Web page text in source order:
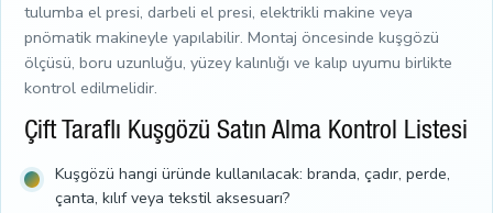
tulumba el presi, darbeli el presi, elektrikli makine veya
pnömatik makineyle yapılabilir. Montaj öncesinde kuşgözü
ölçüsü, boru uzunluğu, yüzey kalınlığı ve kalıp uyumu birlikte
kontrol edilmelidir.
Çift Taraflı Kuşgözü Satın Alma Kontrol Listesi
Kuşgözü hangi üründe kullanılacak: branda, çadır, perde,
çanta, kılıf veya tekstil aksesuarı?